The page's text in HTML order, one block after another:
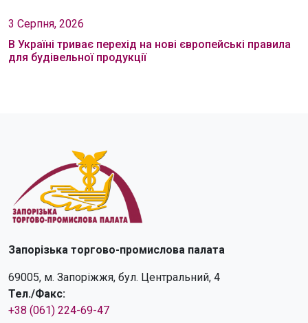
3 Серпня, 2026
В Україні триває перехід на нові європейські правила
для будівельної продукції
Запорізька торгово-промислова палата
69005, м. Запоріжжя, бул. Центральний, 4
Тел./Факс:
+38 (061) 224-69-47